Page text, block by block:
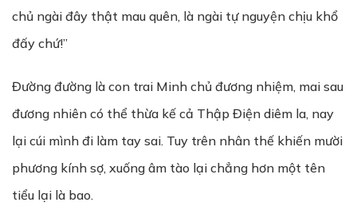
chủ ngài đây thật mau quên, là ngài tự nguyện chịu khổ
đấy chứ!”
Đường đường là con trai Minh chủ đương nhiệm, mai sau
đương nhiên có thể thừa kế cả Thập Điện diêm la, nay
lại cúi mình đi làm tay sai. Tuy trên nhân thế khiến mười
phương kính sợ, xuống âm tào lại chẳng hơn một tên
tiểu lại là bao.